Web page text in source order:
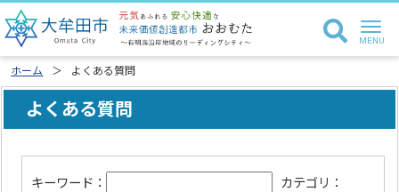
ホーム よくある質問
よくある質問
キーワード：
カテゴリ：